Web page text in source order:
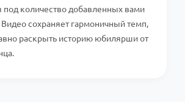
под количество добавленных вами
сохраняет гармоничный темп,
раскрыть историю юбилярши от